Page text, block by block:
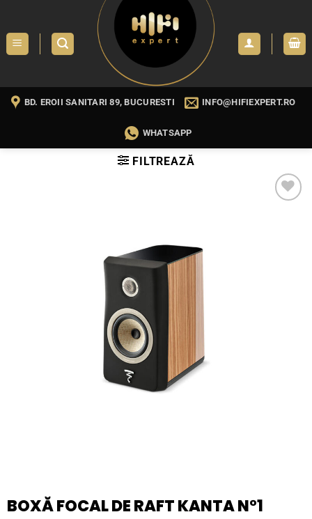
content
BD. EROII SANITARI 89, BUCURESTI INFO@HIFIEXPERT.RO
WHATSAPP
FILTREAZĂ
BOXĂ FOCAL DE RAFT KANTA N°1